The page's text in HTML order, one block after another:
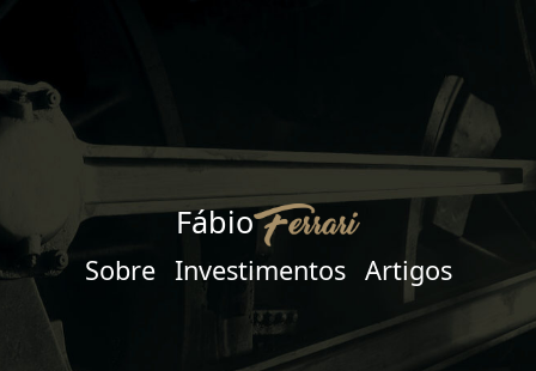
Fábio
Sobre Investimentos Artigos